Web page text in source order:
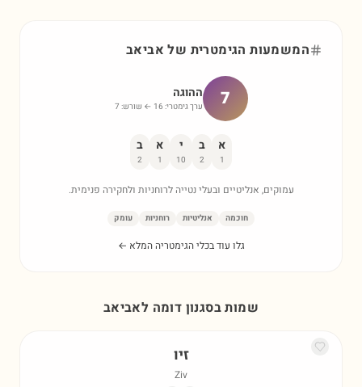
המשמעות הגימטרית של אביאב
7 ההוגה
ערך גימטרי: 16 ← שורש: 7
א
1
ב
2
י
10
א
1
ב
2
עמוקים, אנליטיים ובעלי נטייה לרוחניות ולחקירה פנימית.
חוכמה אנליטיות רוחניות עומק
גלו עוד בכלי הגימטריה המלא ←
שמות בסגנון דומה לאביאב
זיו
Ziv